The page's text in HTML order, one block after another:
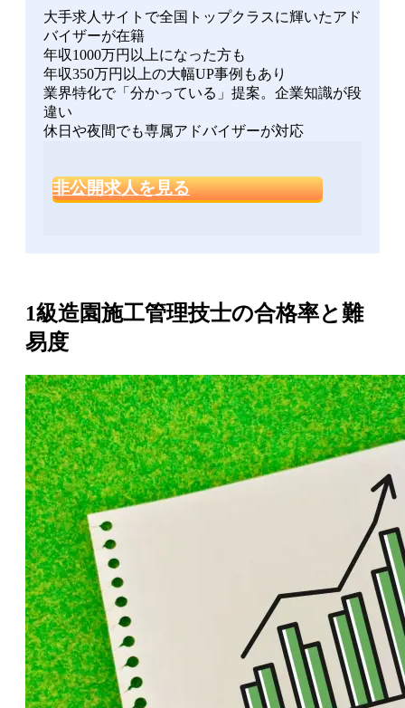
大手求人サイトで全国トップクラスに輝いたアド
バイザーが在籍
年収1000万円以上になった方も
年収350万円以上の大幅UP事例もあり
業界特化で「分かっている」提案。企業知識が段
違い
休日や夜間でも専属アドバイザーが対応
非公開求人を見る
1級造園施工管理技士の合格率と難
易度